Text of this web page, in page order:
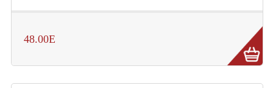
Projecteurs Traditionnels
48.00E